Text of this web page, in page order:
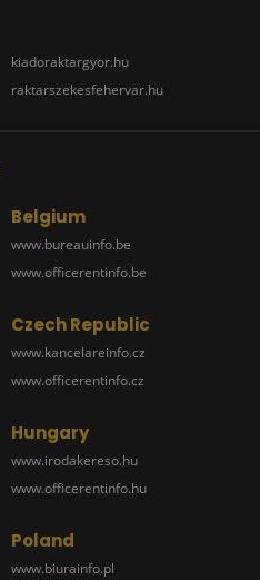
kiadoraktargyor.hu
raktarszekesfehervar.hu
Belgium
www.bureauinfo.be
www.officerentinfo.be
Czech Republic
www.kancelareinfo.cz
www.officerentinfo.cz
Hungary
www.irodakereso.hu
www.officerentinfo.hu
Poland
www.biurainfo.pl